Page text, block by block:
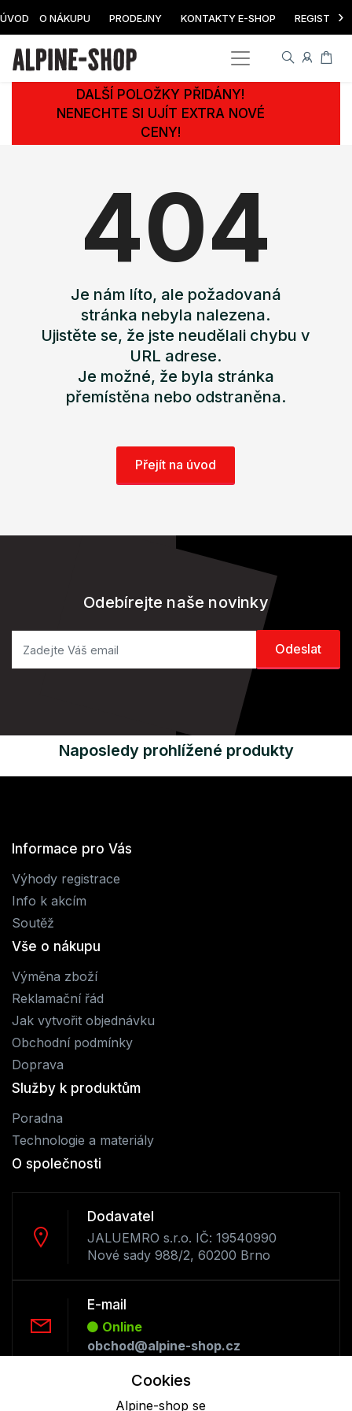
ÚVOD O NÁKUPU PRODEJNY KONTAKTY E-SHOP ›
DALŠÍ POLOŽKY PŘIDÁNY!
NENECHTE SI UJÍT EXTRA NOVÉ
CENY!
404
Je nám líto, ale požadovaná
stránka nebyla nalezena.
Ujistěte se, že jste neudělali chybu v
URL adrese.
Je možné, že byla stránka
přemístěna nebo odstraněna.
Přejít na úvod
Odebírejte naše novinky
Naposledy prohlížené produkty
Informace pro Vás
Výhody registrace
Info k akcím
Soutěž
Vše o nákupu
Výměna zboží
Reklamační řád
Jak vytvořit objednávku
Obchodní podmínky
Doprava
Služby k produktům
Poradna
Technologie a materiály
O společnosti
Dodavatel
JALUEMRO s.r.o. IČ: 19540990
Nové sady 988/2, 60200 Brno
E-mail
Online
obchod@alpine-shop.cz
Cookies
Alpine-shop se